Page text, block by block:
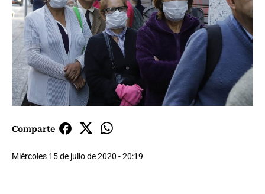
Comparte
Miércoles 15 de julio de 2020 - 20:19